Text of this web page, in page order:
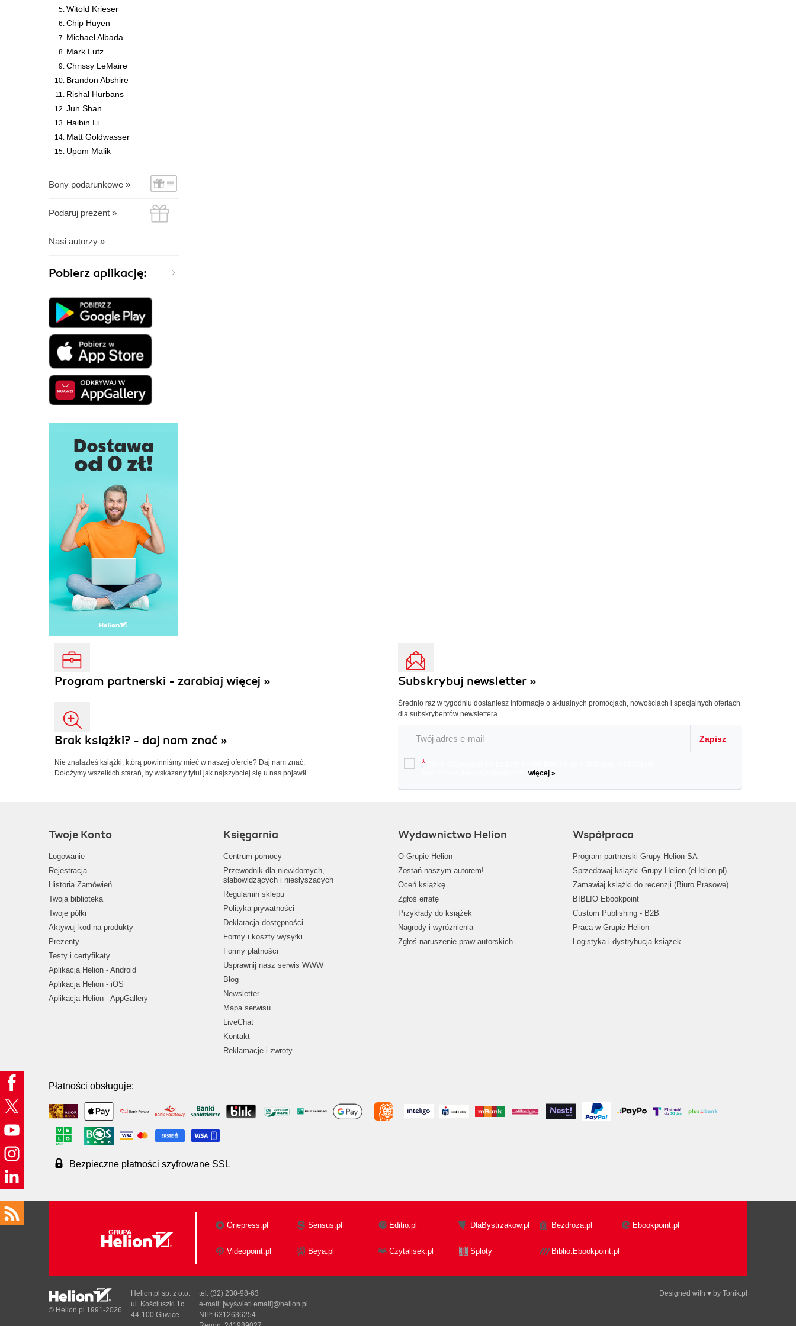
Witold Krieser
Chip Huyen
Michael Albada
Mark Lutz
Chrissy LeMaire
Brandon Abshire
Rishal Hurbans
Jun Shan
Haibin Li
Matt Goldwasser
Upom Malik
Bony podarunkowe »
Podaruj prezent »
Nasi autorzy »
Pobierz aplikację:
Program partnerski - zarabiaj więcej »
Brak książki? - daj nam znać »
Nie znalazłeś książki, którą powinniśmy mieć w naszej ofercie? Daj nam znać.
Dołożymy wszelkich starań, by wskazany tytuł jak najszybciej się u nas pojawił.
Subskrybuj newsletter »
Średnio raz w tygodniu dostaniesz informacje o aktualnych promocjach, nowościach i specjalnych ofertach
dla subskrybentów newslettera.
Zapisz
*
więcej »
Twoje Konto
Logowanie
Rejestracja
Historia Zamówień
Twoja biblioteka
Twoje półki
Aktywuj kod na produkty
Prezenty
Testy i certyfikaty
Aplikacja Helion - Android
Aplikacja Helion - iOS
Aplikacja Helion - AppGallery
Księgarnia
Centrum pomocy
Przewodnik dla niewidomych,
słabowidzących i niesłyszących
Regulamin sklepu
Polityka prywatności
Deklaracja dostępności
Formy i koszty wysyłki
Formy płatności
Usprawnij nasz serwis WWW
Blog
Newsletter
Mapa serwisu
LiveChat
Kontakt
Reklamacje i zwroty
Wydawnictwo Helion
O Grupie Helion
Zostań naszym autorem!
Oceń książkę
Zgłoś erratę
Przykłady do książek
Nagrody i wyróżnienia
Zgłoś naruszenie praw autorskich
Współpraca
Program partnerski Grupy Helion SA
Sprzedawaj książki Grupy Helion (eHelion.pl)
Zamawiaj książki do recenzji (Biuro Prasowe)
BIBLIO Ebookpoint
Custom Publishing - B2B
Praca w Grupie Helion
Logistyka i dystrybucja książek
Płatności obsługuje:
Bezpieczne płatności szyfrowane SSL
Onepress.pl Sensus.pl Editio.pl DlaBystrzakow.pl Bezdroza.pl Ebookpoint.pl
Videopoint.pl Beya.pl Czytalisek.pl Sploty Biblio.Ebookpoint.pl
Designed with ♥ by Tonik.pl
© Helion.pl 1991-2026
Helion.pl sp. z o.o.
ul. Kościuszki 1c
44-100 Gliwice
tel. (32) 230-98-63
e-mail: [wyświetl email]@helion.pl
NIP: 6312636254